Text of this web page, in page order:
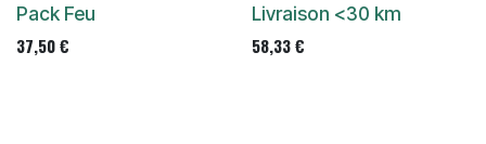
Pack Feu
37,50€
Livraison <30 km
58,33€